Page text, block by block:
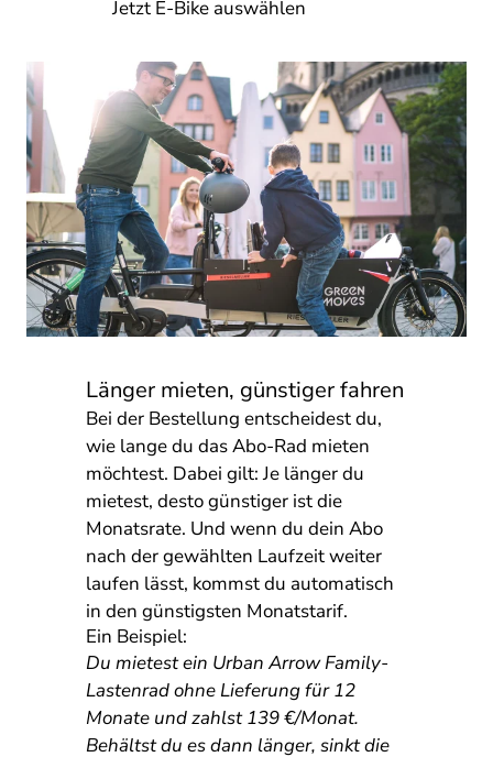
Jetzt E-Bike auswählen
Länger mieten, günstiger fahren
Bei der Bestellung entscheidest du,
wie lange du das Abo-Rad mieten
möchtest. Dabei gilt: Je länger du
mietest, desto günstiger ist die
Monatsrate. Und wenn du dein Abo
nach der gewählten Laufzeit weiter
laufen lässt, kommst du automatisch
in den günstigsten Monatstarif.
Ein Beispiel:
Du mietest ein Urban Arrow Family-
Lastenrad ohne Lieferung für 12
Monate und zahlst 139 €/Monat.
Behältst du es dann länger, sinkt die